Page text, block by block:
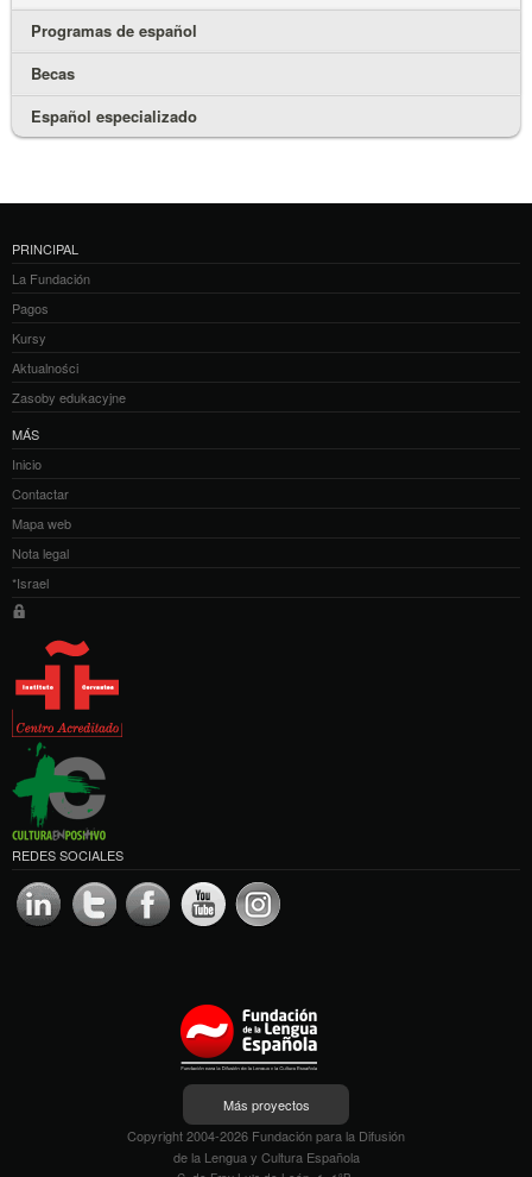
Programas de español
Becas
Español especializado
PRINCIPAL
La Fundación
Pagos
Kursy
Aktualności
Zasoby edukacyjne
MÁS
Inicio
Contactar
Mapa web
Nota legal
*Israel
REDES SOCIALES
Más proyectos
Copyright 2004-2026 Fundación para la Difusión
de la Lengua y Cultura Española